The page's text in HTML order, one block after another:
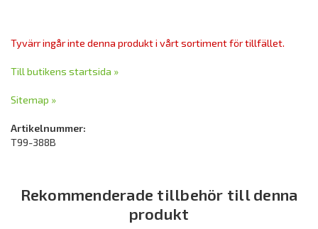
Tyvärr ingår inte denna produkt i vårt sortiment för tillfället.
Till butikens startsida »
Sitemap »
Artikelnummer:
T99-388B
Rekommenderade tillbehör till denna
produkt